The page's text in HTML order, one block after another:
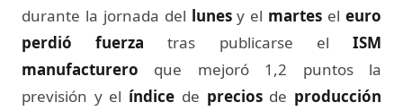
durante la jornada del lunesy el martes eleuro
perdió fuerza tras publicarse elISM
manufacturero que mejoró 1,2 puntos la
previsión y el índice de preciosde producción